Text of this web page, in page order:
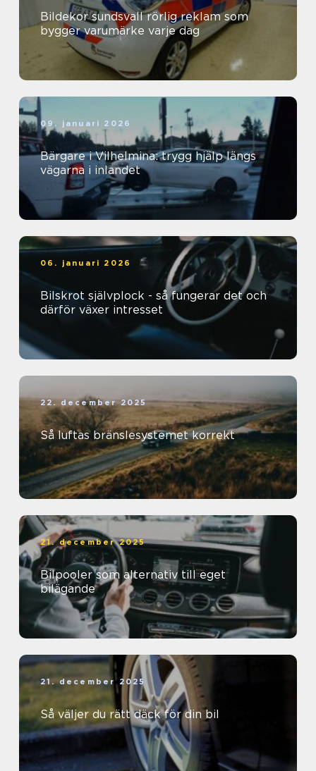
Bildekor sundsvall rörlig reklam som
bygger varumärke varje dag
09. januari 2026
Bärgare i Vilhelmina: trygg hjälp längs
vägarna i inlandet
06. januari 2026
Bilskrot självplock - så fungerar det och
därför växer intresset
22. december 2025
Så luftas bränslesystemet korrekt
21. december 2025
Bilpooler som alternativ till eget
bilägande
21. december 2025
Så väljer du rätt däck för din bil